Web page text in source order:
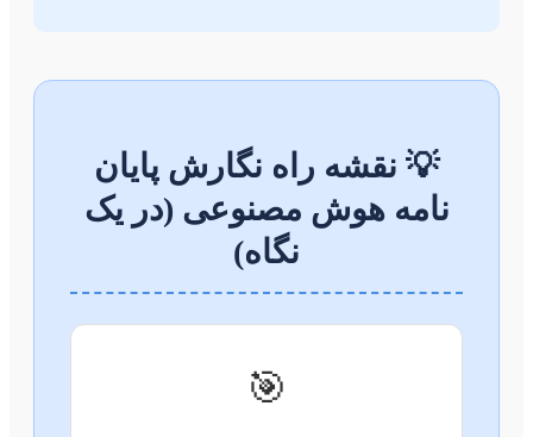
💡 نقشه راه نگارش پایان
نامه هوش مصنوعی (در یک
نگاه)
🎯